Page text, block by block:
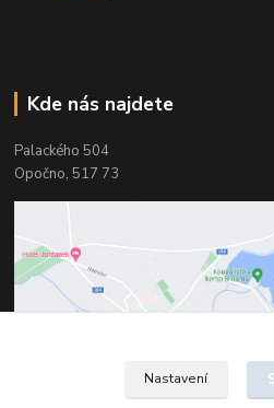
Kde nás najdete
Palackého 504
Opočno, 517 73
Nastavení